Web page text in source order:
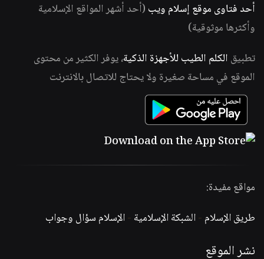
أحد فتاوى موقع إسلام ويب (أحد أشهر المواقع الإسلامية
وأكثرها موثوقية)
تطبيق الكلم الطيب للأجهزة الذكية، يوفر الكثير من محتوى
الموقع في مساحة صغيرة ولا يحتاج للاتصال بالانترنت
مواقع مفيدة:
طريق الإسلام -الشبكة الإسلامية -الإسلام سؤال وجواب
نشر الموقع